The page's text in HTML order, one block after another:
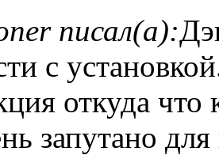
писал(а):
с
откуда что
запутано